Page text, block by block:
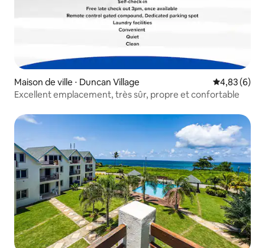
Maison de ville ⋅ Duncan Village Évaluation
4,83 (6)
Excellent emplacement, très sûr, propre et confortable